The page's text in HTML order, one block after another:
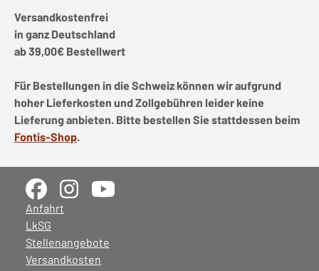
Versandkostenfrei
in ganz Deutschland
ab 39,00€ Bestellwert
Für Bestellungen in die Schweiz können wir aufgrund
hoher Lieferkosten und Zollgebühren leider keine
Lieferung anbieten. Bitte bestellen Sie stattdessen beim
Fontis-Shop.
Anfahrt
LkSG
Stellenangebote
Versandkosten